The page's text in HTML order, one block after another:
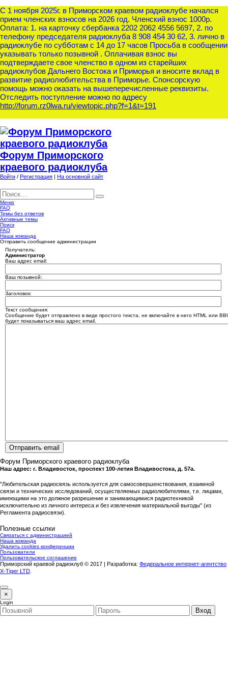
С 1 ноября 2025г. в Приморском краевом радиоклубе начался
прием членских взносов на 2026 год. Членский взнос 1000р.
Оплата: 1. на карточку сбербанка 2202 2062 4556 5697, 2. по
телефону председателя радиоклуба 8 908 454 30 62, 3. лично в
радиоклубе по субботам с 14 до 17 часов Просьба в сообщении
указывать только позывной . Оплачивая взнос вы
подтверждаете свое членство в одном из старейших
радиоклубов Дальнего Востока и Приморья и вносите вклад в
развитие радиолюбительства в Приморье. Спонсорскую
помощь можно оказать на вышеперечисленные реквизиты.
Отследить поступление можно по адресу
http://forum.rz0lwa.ru/viewtopic.php?f=1&t=191
Форум Приморского
краевого радиоклуба
Войти / Регистрация | На основной сайт
Меню
FAQ
Темы без ответов
Активные темы
Поиск
FAQ
Наша команда
Отправить сообщение администрации
Получатель:
Администратор
Ваш адрес email:
Ваш позывной:
Заголовок:
Текст сообщения:
Сообщение будет отправлено в виде простого текста, не включайте в него HTML или
будет показываться ваш адрес email.
Форум Приморского краевого радиоклуба
Наш адрес: г. Владивосток, проспект 100-летия Владивостока, д. 57а.
"Любительская радиосвязь используется для самосовершенствования, взаимной
связи и технических исследований, осуществляемых радиолюбителями, т.е. лицами,
имеющими на это должное разрешение и занимающимися радиотехникой
исключительно из личного интереса и без извлечения материальной выгоды" (из
Регламента радиосвязи).
Полезные ссылки
Связаться с администрацией
Наша команда
Удалить cookies конференции
Пользователи
Пользовательское соглашение
Приморский краевой радиоклуб © 2017 | Разработка: Федеральное интернет-агентство
X-Tiger LTD
×
Login